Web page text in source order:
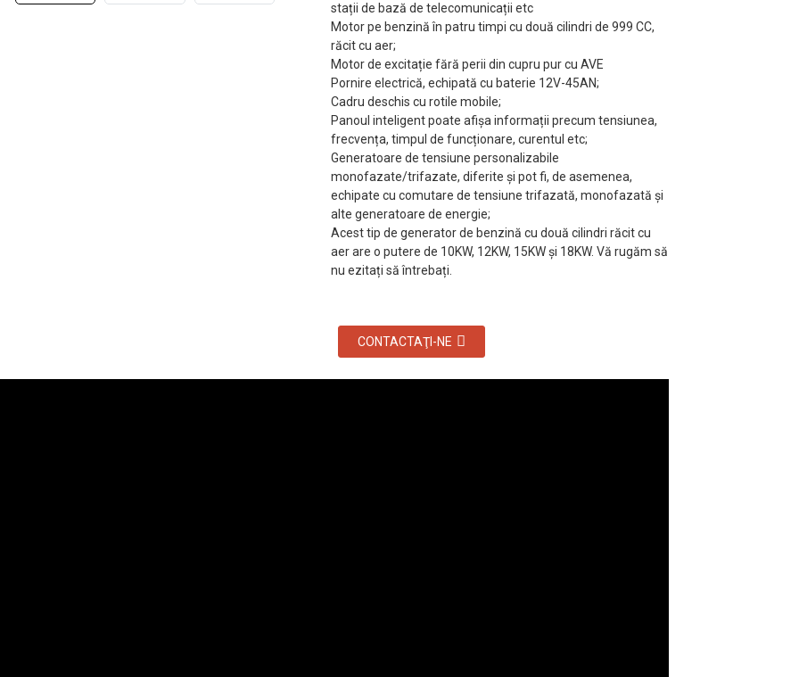
stații de bază de telecomunicații etc
Motor pe benzină în patru timpi cu două cilindri de 999 CC,
răcit cu aer;
Motor de excitație fără perii din cupru pur cu AVE
Pornire electrică, echipată cu baterie 12V-45AN;
Cadru deschis cu rotile mobile;
Panoul inteligent poate afișa informații precum tensiunea,
frecvența, timpul de funcționare, curentul etc;
Generatoare de tensiune personalizabile
monofazate/trifazate, diferite și pot fi, de asemenea,
echipate cu comutare de tensiune trifazată, monofazată și
alte generatoare de energie;
Acest tip de generator de benzină cu două cilindri răcit cu
aer are o putere de 10KW, 12KW, 15KW și 18KW. Vă rugăm să
nu ezitați să întrebați.
CONTACTAŢI-NE